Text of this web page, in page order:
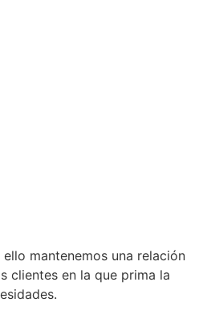
mantenemos una relación
clientes en la que prima la